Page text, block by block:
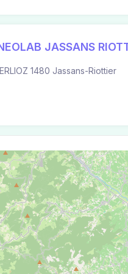
JASSANS
1480 Jassans-Riottier